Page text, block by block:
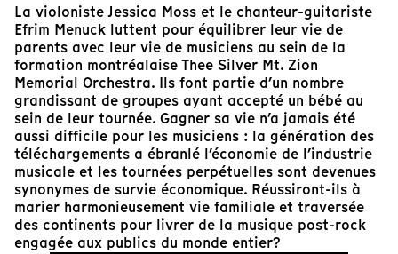
La violoniste Jessica Moss et le chanteur-guitariste
Efrim Menuck luttent pour équilibrer leur vie de
parents avec leur vie de musiciens au sein de la
formation montréalaise Thee Silver Mt. Zion
Memorial Orchestra. Ils font partie d’un nombre
grandissant de groupes ayant accepté un bébé au
sein de leur tournée. Gagner sa vie n’a jamais été
aussi difficile pour les musiciens : la génération des
téléchargements a ébranlé l’économie de l’industrie
musicale et les tournées perpétuelles sont devenues
synonymes de survie économique. Réussiront-ils à
marier harmonieusement vie familiale et traversée
des continents pour livrer de la musique post-rock
engagée aux publics du monde entier?